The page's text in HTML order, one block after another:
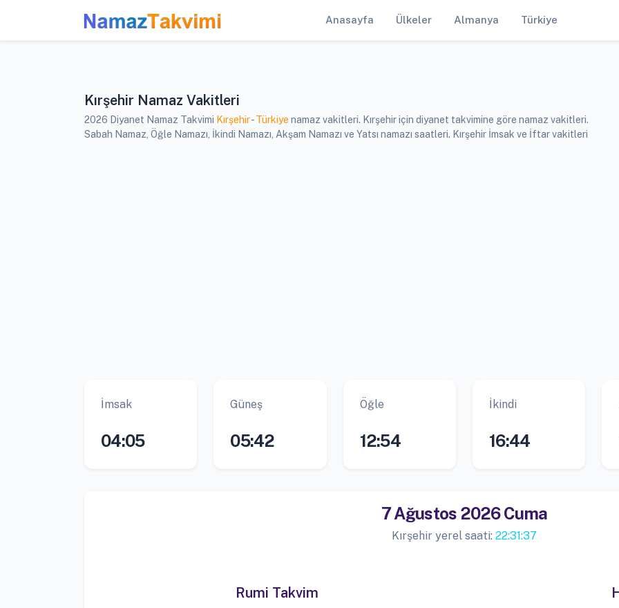
Anasayfa Ülkeler Almanya Türkiye
Kırşehir Namaz Vakitleri
2026 Diyanet Namaz Takvimi Kırşehir-Türkiye namaz vakitleri. Kırşehir için diyanet takvimine göre namaz vakitleri.
Sabah Namaz, Öğle Namazı, İkindi Namazı, Akşam Namazı ve Yatsı namazı saatleri. Kırşehir İmsak ve İftar vakitleri
İmsak
04:05
Güneş
05:42
Öğle
12:54
İkindi
16:44
7 Ağustos 2026 Cuma
Kırşehir yerel saati: 22:31:37
Rumi Takvim